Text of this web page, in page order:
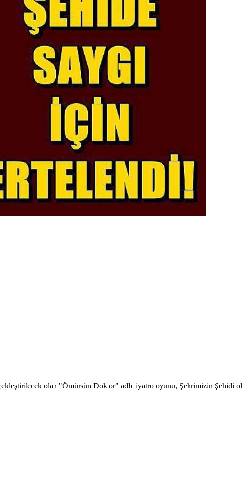
olan "Ömürsün Doktor" adlı tiyatro oyunu, Şehrimizin Şehidi